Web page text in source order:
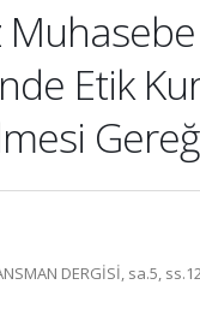
Muhasebe
Etik
DERGİSİ, sa.5,